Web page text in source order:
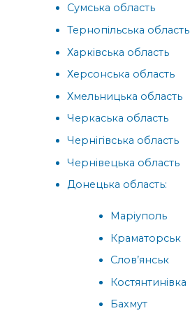
Сумська область
Тернопільська область
Харківська область
Херсонська область
Хмельницька область
Черкаська область
Чернігівська область
Чернівецька область
Донецька область:
Маріуполь
Краматорськ
Слов’янськ
Костянтинівка
Бахмут